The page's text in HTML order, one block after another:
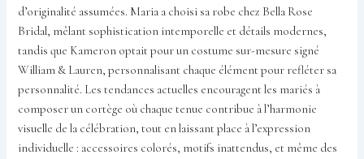
d’originalité assumées. Maria a choisi sa robe chez Bella Rose
Bridal, mêlant sophistication intemporelle et détails modernes,
tandis que Kameron optait pour un costume sur-mesure signé
William & Lauren, personnalisant chaque élément pour refléter sa
personnalité. Les tendances actuelles encouragent les mariés à
composer un cortège où chaque tenue contribue à l’harmonie
visuelle de la célébration, tout en laissant place à l’expression
individuelle : accessoires colorés, motifs inattendus, et même des